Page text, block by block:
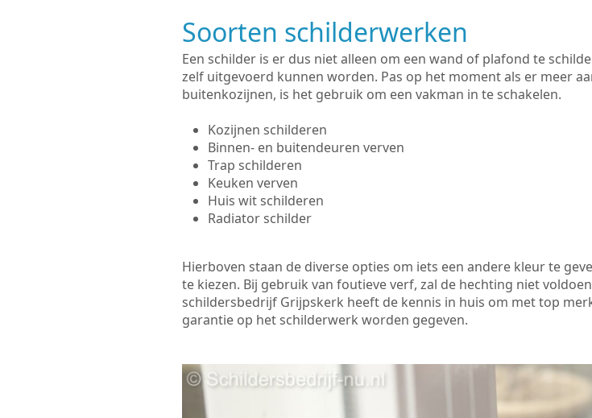
Soorten schilderwerken
Een schilder is er dus niet alleen om een wand of plafond te
zelf uitgevoerd kunnen worden. Pas op het moment als er meer
buitenkozijnen, is het gebruik om een vakman in te schakelen.
Kozijnen schilderen
Binnen- en buitendeuren verven
Trap schilderen
Keuken verven
Huis wit schilderen
Radiator schilder
Hierboven staan de diverse opties om iets een andere kleur te
te kiezen. Bij gebruik van foutieve verf, zal de hechting niet
schildersbedrijf Grijpskerk heeft de kennis in huis om met top
garantie op het schilderwerk worden gegeven.